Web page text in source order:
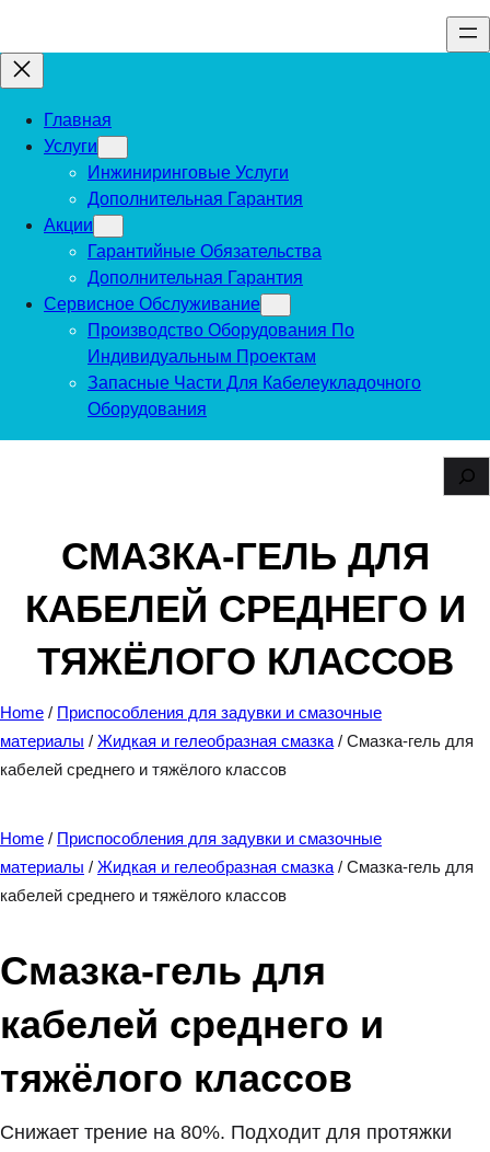
к
содержимому
Главная
Услуги
Инжиниринговые Услуги
Дополнительная Гарантия
Акции
Гарантийные Обязательства
Дополнительная Гарантия
Сервисное Обслуживание
Производство Оборудования По
Индивидуальным Проектам
Запасные Части Для Кабелеукладочного
Оборудования
c
СМАЗКА-ГЕЛЬ ДЛЯ
КАБЕЛЕЙ СРЕДНЕГО И
ТЯЖЁЛОГО КЛАССОВ
Home / Приспособления для задувки и смазочные
материалы / Жидкая и гелеобразная смазка / Смазка-гель для
кабелей среднего и тяжёлого классов
Home / Приспособления для задувки и смазочные
материалы / Жидкая и гелеобразная смазка / Смазка-гель для
кабелей среднего и тяжёлого классов
Смазка-гель для
кабелей среднего и
тяжёлого классов
Снижает трение на 80%. Подходит для протяжки